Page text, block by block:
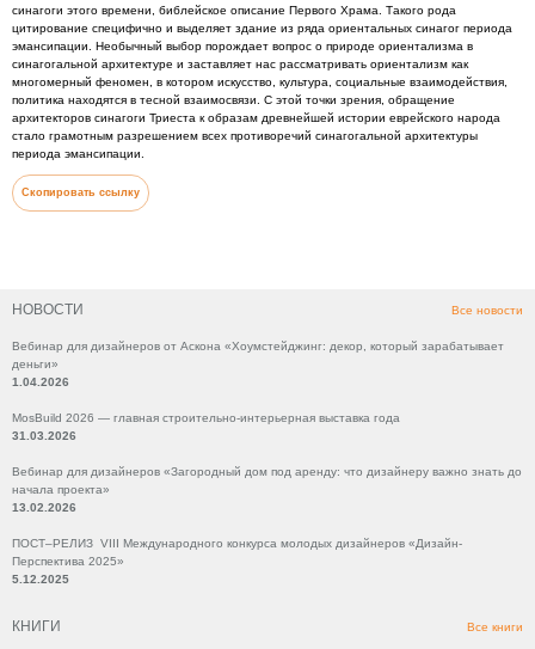
НОВОСТИ Все новости
Вебинар для дизайнеров от Аскона «Хоумстейджинг: декор, который зарабатывает
деньги»
1.04.2026
MosBuild 2026 — главная строительно-интерьерная выставка года
31.03.2026
Вебинар для дизайнеров «Загородный дом под аренду: что дизайнеру важно знать до
начала проекта»
13.02.2026
ПОСТ–РЕЛИЗ VIII Международного конкурса молодых дизайнеров «Дизайн-
Перспектива 2025»
5.12.2025
КНИГИ Все книги
синагоги этого времени, библейское описание Первого Храма. Такого рода
цитирование специфично и выделяет здание из ряда ориентальных синагог периода
эмансипации. Необычный выбор порождает вопрос о природе ориентализма в
синагогальной архитектуре и заставляет нас рассматривать ориентализм как
многомерный феномен, в котором искусство, культура, социальные взаимодействия,
политика находятся в тесной взаимосвязи. С этой точки зрения, обращение
архитекторов синагоги Триеста к образам древнейшей истории еврейского народа
стало грамотным разрешением всех противоречий синагогальной архитектуры
периода эмансипации.
Скопировать ссылку